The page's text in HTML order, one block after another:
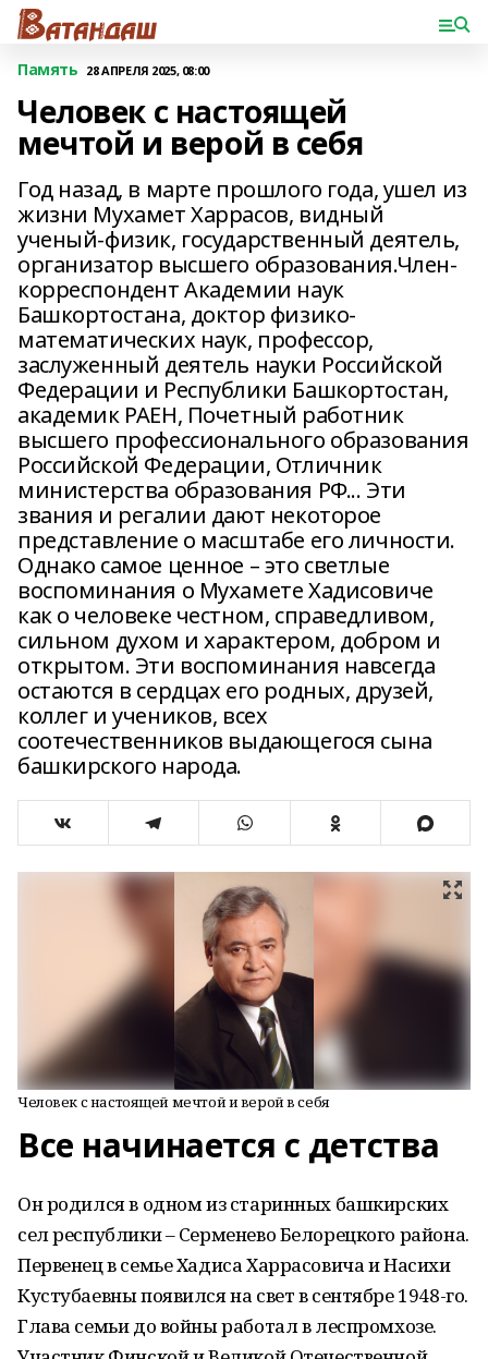
Память 28 АПРЕЛЯ 2025, 08:00
Человек с настоящей
мечтой и верой в себя
Год назад, в марте прошлого года, ушел из
жизни Мухамет Харрасов, видный
ученый-физик, государственный деятель,
организатор высшего образования.Член-
корреспондент Академии наук
Башкортостана, доктор физико-
математических наук, профессор,
заслуженный деятель науки Российской
Федерации и Республики Башкортостан,
академик РАЕН, Почетный работник
высшего профессионального образования
Российской Федерации, Отличник
министерства образования РФ... Эти
звания и регалии дают некоторое
представление о масштабе его личности.
Однако самое ценное – это светлые
воспоминания о Мухамете Хадисовиче
как о человеке честном, справедливом,
сильном духом и характером, добром и
открытом. Эти воспоминания навсегда
остаются в сердцах его родных, друзей,
коллег и учеников, всех
соотечественников выдающегося сына
башкирского народа.
Человек с настоящей мечтой и верой в себя
Все начинается с детства
Он родился в одном из старинных башкирских
сел республики – Серменево Белорецкого района.
Первенец в семье Хадиса Харрасовича и Насихи
Кустубаевны появился на свет в сентябре 1948-го.
Глава семьи до войны работал в лес­промхозе.